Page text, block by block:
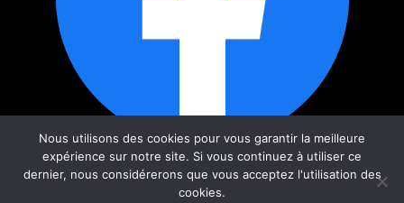
Nous utilisons des cookies pour vous garantir la meilleure
expérience sur notre site. Si vous continuez à utiliser ce
dernier, nous considérerons que vous acceptez l'utilisation des
cookies.